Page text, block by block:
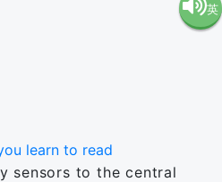
語（米
英
learn to read
sensors to the central